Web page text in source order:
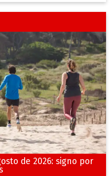
de 2026: signo por